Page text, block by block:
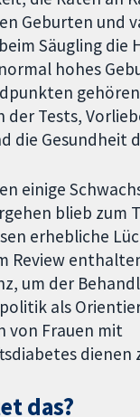
Geburten und
Säugling die
hohes
der Tests,
die Gesundheit
einige
blieb zum
erhebliche
Review
um der
als
von Frauen mit
dienen
das?